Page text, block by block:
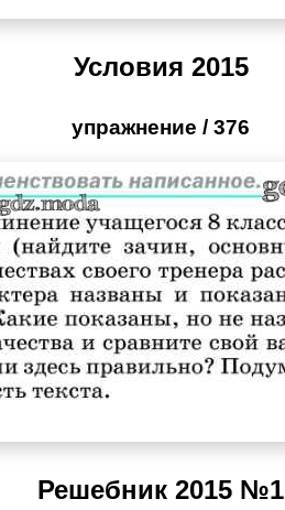
Условия 2015
упражнение / 376
Решебник 2015 №1